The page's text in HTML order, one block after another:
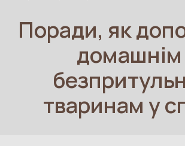
Поради, як
домашнім
тваринам у